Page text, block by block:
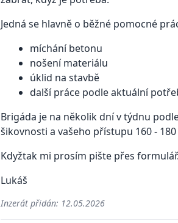
Jedná se hlavně o běžné pomocné
míchání betonu
nošení materiálu
úklid na stavbě
další práce podle aktuální
Brigáda je na několik dní v týdnu
šikovnosti a vašeho přístupu 160 -
Kdyžtak mi prosím pište přes
Lukáš
Inzerát přidán: 12.05.2026